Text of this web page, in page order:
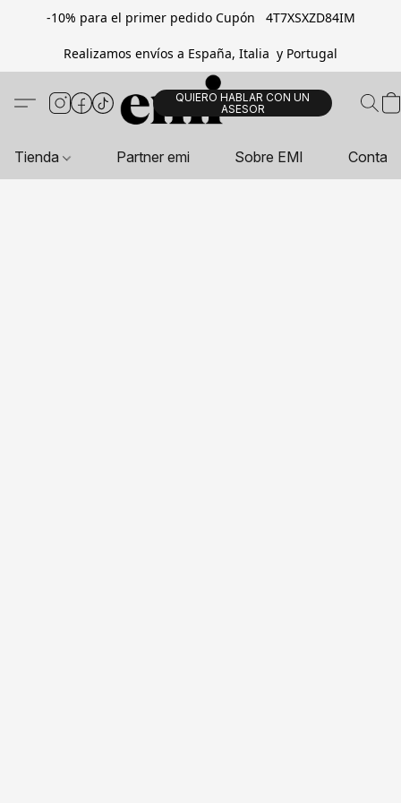
-10% para el primer pedido Cupón 4T7XSXZD84IM
Realizamos envíos a España, Italia y Portugal
QUIERO HABLAR CON UN
ASESOR
Tienda Partner emi Sobre EMI